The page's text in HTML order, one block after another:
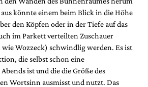
könnte einem beim Blick in die Höhe
den Köpfen oder in der Tiefe auf das
im Parkett verteilten Zuschauer
Wozzeck) schwindlig werden. Es ist
die selbst schon eine
ist und die die Größe des
Wortsinn ausmisst und nutzt. Das